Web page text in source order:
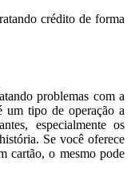
crédito de forma
problemas com a
um tipo de operação a
especialmente os
Se você oferece
cartão, o mesmo pode